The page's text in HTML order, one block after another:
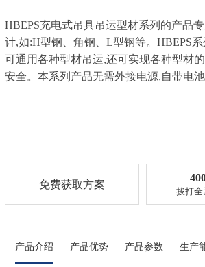
HBEPS充电式吊具吊运型材系列的产品
计,如:H型钢、角钢、L型钢等。HBEPS
可通用各种型材吊运,还可实现各种型材
安全。本系列产品无需外接电源,自带电池
免费获取方案
拨打全
产品介绍 产品优势 产品参数 生产